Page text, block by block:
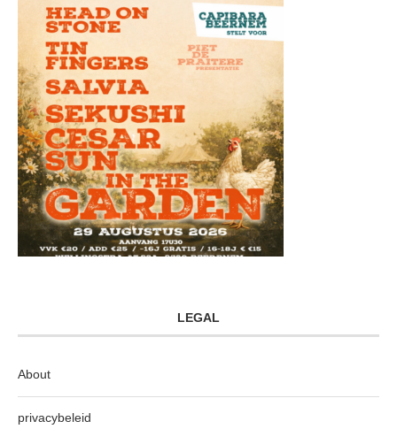
LEGAL
About
privacybeleid